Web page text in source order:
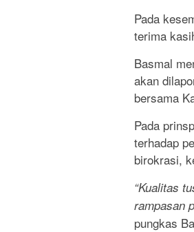
Pada
terima
Basmal
akan
bersama
Pada
terhadap
birokrasi,
“Kualitas
rampasan
pungkas